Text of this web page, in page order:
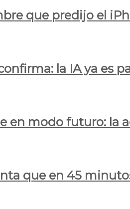
que predijo el
la IA ya es
en modo futuro: la
que en 45